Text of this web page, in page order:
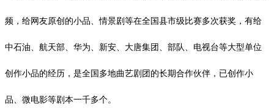
频，给网友原创的小品、情景剧等在全国县市级比赛多次获奖，有给
中石油、航天部、华为、新安、大唐集团、部队、电视台等大型单位
创作小品的经历，是全国多地曲艺剧团的长期合作伙伴，已创作小
品、微电影等剧本一千多个。